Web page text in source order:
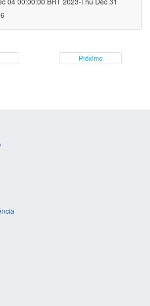
Próximo